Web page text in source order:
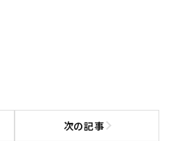
次の記事次の記事へ